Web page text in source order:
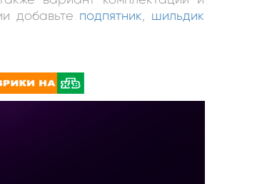
добавьте подпятник
шильдик